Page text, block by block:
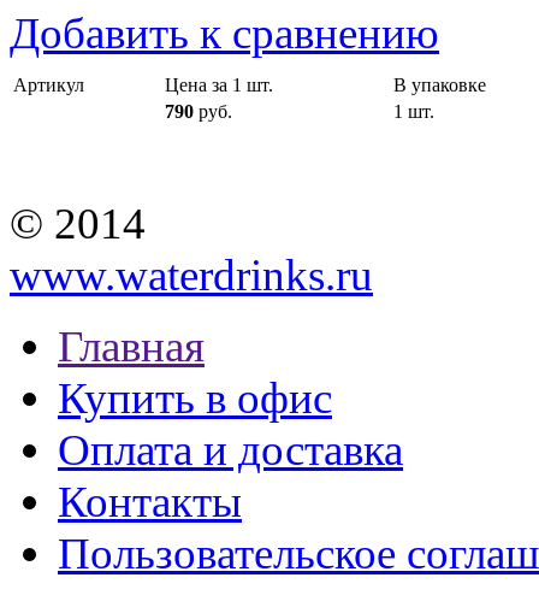
Добавить к сравнению
Артикул Цена за 1 шт.
В упаковке
790 руб. 1 шт.
© 2014
www.waterdrinks.ru
Главная
Купить в офис
Оплата и доставка
Контакты
Пользовательское